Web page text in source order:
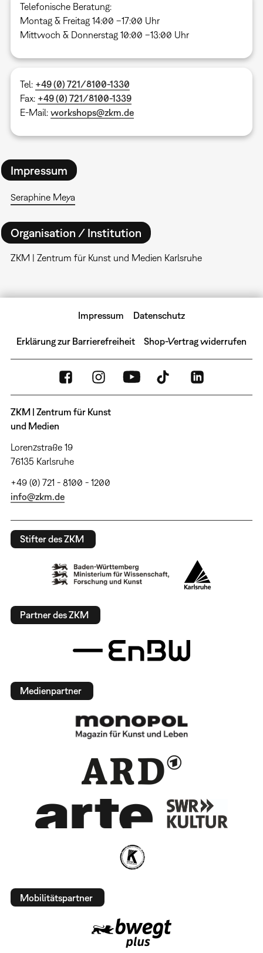
Telefonische Beratung:
Montag & Freitag 14:00 –17:00 Uhr
Mittwoch & Donnerstag 10:00 –13:00 Uhr
Tel: +49 (0) 721/8100-1330
Fax: +49 (0) 721/8100-1339
E-Mail: workshops@zkm.de
Impressum
Seraphine Meya
Organisation / Institution
ZKM | Zentrum für Kunst und Medien Karlsruhe
Impressum Datenschutz
Erklärung zur Barrierefreiheit Shop-Vertrag widerrufen
ZKM | Zentrum für Kunst
und Medien
Lorenzstraße 19
76135 Karlsruhe
+49 (0) 721 - 8100 - 1200
info@zkm.de
Stifter des ZKM
Partner des ZKM
Medienpartner
Mobilitätspartner